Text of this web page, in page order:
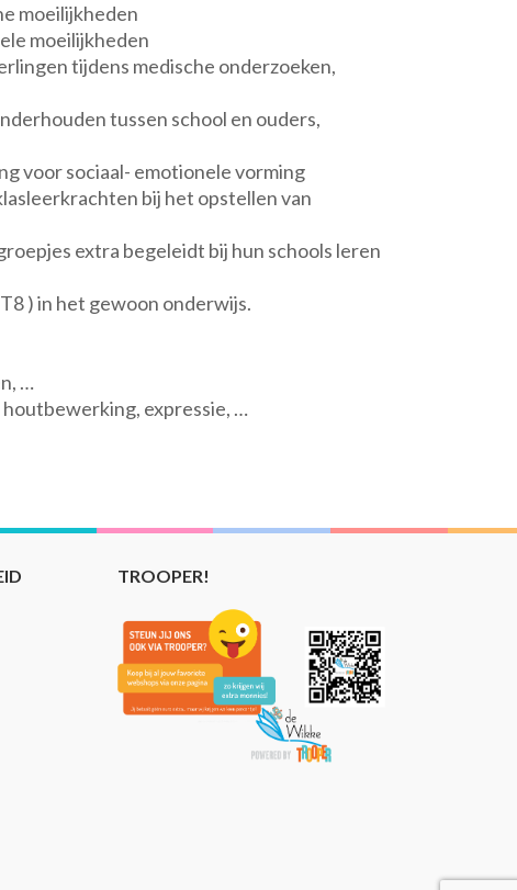
moeilijkheden
moeilijkheden
tijdens medische onderzoeken,
tussen school en ouders,
voor sociaal- emotionele vorming
bij het opstellen van
extra begeleidt bij hun schools leren
) in het gewoon onderwijs.
…
houtbewerking, expressie, …
TROOPER!